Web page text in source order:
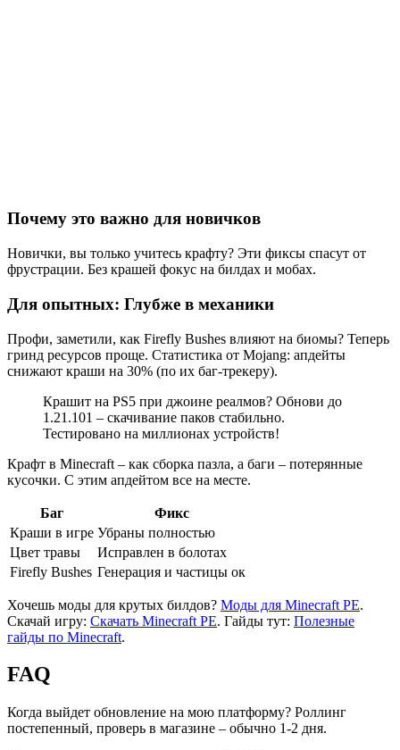
Почему это важно для новичков
Новички, вы только учитесь крафту? Эти фиксы спасут от
фрустрации. Без крашей фокус на билдах и мобах.
Для опытных: Глубже в механики
Профи, заметили, как Firefly Bushes влияют на биомы? Теперь
гринд ресурсов проще. Статистика от Mojang: апдейты
снижают краши на 30% (по их баг-трекеру).
Крашит на PS5 при джоине реалмов? Обнови до
1.21.101 – скачивание паков стабильно.
Тестировано на миллионах устройств!
Крафт в Minecraft – как сборка пазла, а баги – потерянные
кусочки. С этим апдейтом все на месте.
Баг
Фикс
Краши в игре Убраны полностью
Цвет травы
Исправлен в болотах
Firefly Bushes Генерация и частицы ок
Хочешь моды для крутых билдов? Моды для Minecraft PE.
Скачай игру: Скачать Minecraft PE. Гайды тут: Полезные
гайды по Minecraft.
FAQ
Когда выйдет обновление на мою платформу? Роллинг
постепенный, проверь в магазине – обычно 1-2 дня.